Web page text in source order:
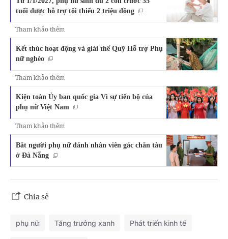
tuổi được hỗ trợ tối thiểu 2 triệu đồng
Tham khảo thêm
Kết thúc hoạt động và giải thể Quỹ Hỗ trợ Phụ
nữ nghèo
Tham khảo thêm
Kiện toàn Ủy ban quốc gia Vì sự tiến bộ của
phụ nữ Việt Nam
Tham khảo thêm
Bắt người phụ nữ đánh nhân viên gác chắn tàu
ở Đà Nẵng
Chia sẻ
phụ nữ Tăng trưởng xanh Phát triển kinh tế